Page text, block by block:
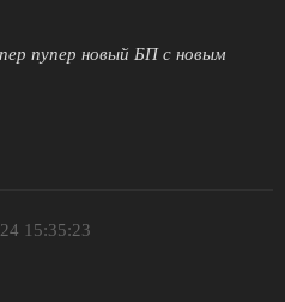
пупер новый БП с новым
15:35:23